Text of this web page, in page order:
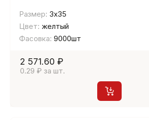
Размер: 3х35
Цвет: желтый
Фасовка: 9000шт
2 571.60 ₽
0.29 ₽ за шт.